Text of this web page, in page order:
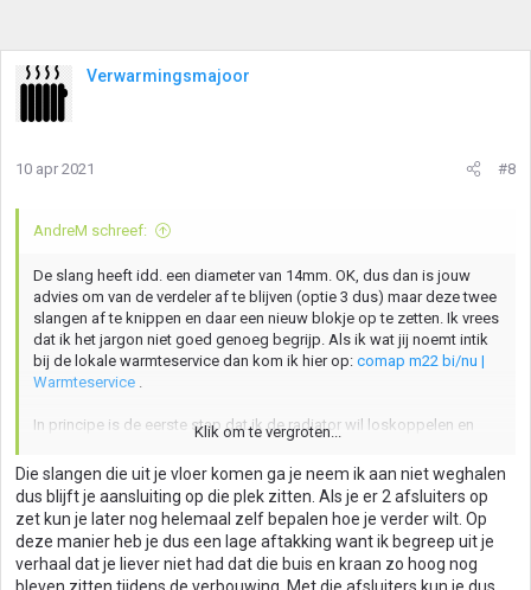
Verwarmingsmajoor
10 apr 2021 #8
AndreM schreef:
De slang heeft idd. een diameter van 14mm. OK, dus dan is jouw
advies om van de verdeler af te blijven (optie 3 dus) maar deze twee
slangen af te knippen en daar een nieuw blokje op te zetten. Ik vrees
dat ik het jargon niet goed genoeg begrijp. Als ik wat jij noemt intik
bij de lokale warmteservice dan kom ik hier op: comap m22 bi/nu |
Warmteservice
In principe is de eerste stap dat ik de radiator wil loskoppelen en
dan moet er wat afgedopt worden. Als de verbouwing verder af is
ga ik pas de rest aanpassen. Is dit dan nog steeds het beste idee?
Het komt op mij wat omslachtig over. Als ik voor deze optie ga, kan
ik dan niet gewoon onderstaande knelkoppelingen losdraaien en er
een plug indraaien zoals deze?
Messing draadfitting plug 1/2 81070
| Warmteservice Na de verbouwing komt dan de rest. Niet uit te
sluiten dat ik dat vervolg dan laat doen.
Klik om te vergroten...
Die slangen die uit je vloer komen ga je neem ik aan niet weghalen
dus blijft je aansluiting op die plek zitten. Als je er 2 afsluiters op
zet kun je later nog helemaal zelf bepalen hoe je verder wilt. Op
deze manier heb je dus een lage aftakking want ik begreep uit je
verhaal dat je liever niet had dat die buis en kraan zo hoog nog